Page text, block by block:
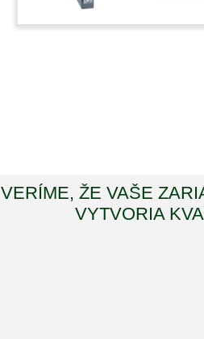
VERÍME, ŽE VAŠE
VYTVORIA